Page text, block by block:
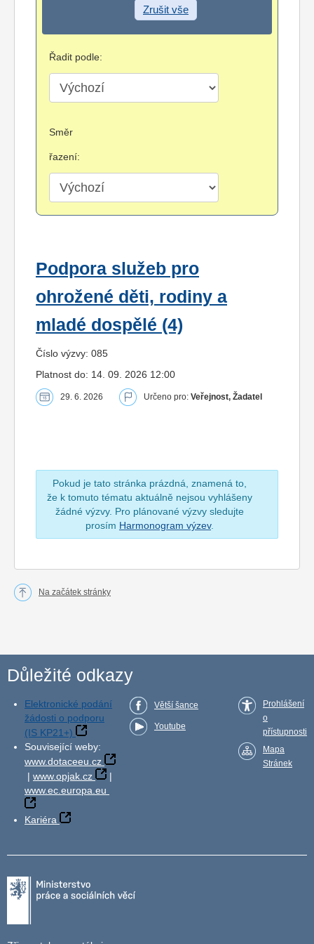
Zrušit vše
Řadit podle:
Směr
řazení:
Podpora služeb pro
ohrožené děti, rodiny a
mladé dospělé (4)
Číslo výzvy: 085
Platnost do: 14. 09. 2026 12:00
29. 6. 2026 Určeno pro: Veřejnost, Žadatel
Pokud je tato stránka prázdná, znamená to,
že k tomuto tématu aktuálně nejsou vyhlášeny
žádné výzvy. Pro plánované výzvy sledujte
prosím Harmonogram výzev.
Na začátek stránky
Důležité odkazy
Elektronické podání
žádosti o podporu
(IS KP21+)
Související weby:
www.dotaceeu.cz
| www.opjak.cz
|
www.ec.europa.eu
Kariéra
Větší šance
Youtube
Prohlášení
o
přístupnosti
Mapa
Stránek